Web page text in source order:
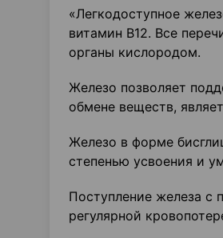
«Легкодоступное
витамин В12. Все
органы кислородом.
Железо позволяет
обмене веществ,
Железо в форме
степенью усвоения и
Поступление железа с
регулярной